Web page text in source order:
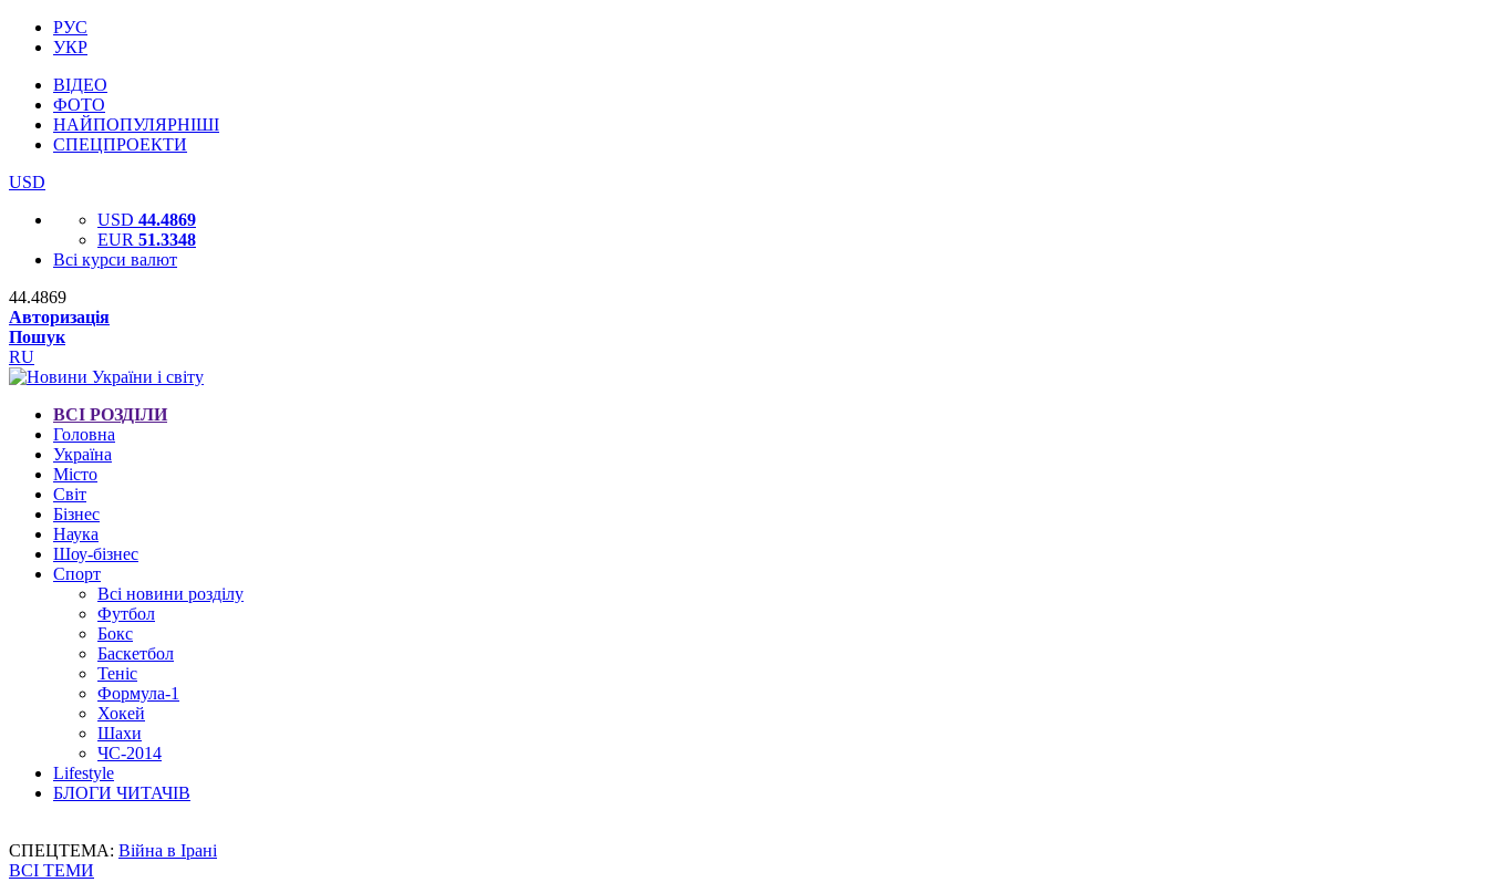
РУС
УКР
ВІДЕО
ФОТО
НАЙПОПУЛЯРНІШІ
СПЕЦПРОЕКТИ
USD
USD 44.4869
EUR 51.3348
Всі курси валют
44.4869
Авторизація
Пошук
RU
ВСІ РОЗДІЛИ
Головна
Україна
Місто
Світ
Бізнес
Наука
Шоу-бізнес
Спорт
Всі новини розділу
Футбол
Бокс
Баскетбол
Теніс
Формула-1
Хокей
Шахи
ЧС-2014
Lifestyle
БЛОГИ ЧИТАЧІВ
СПЕЦТЕМА: Війна в Ірані
ВСІ ТЕМИ